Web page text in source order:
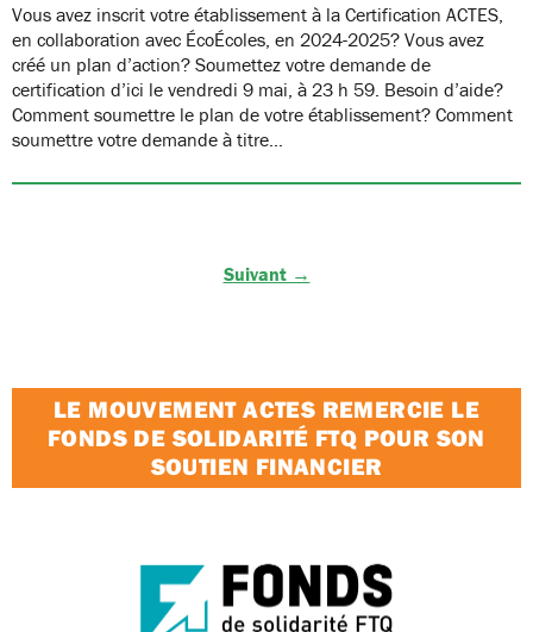
Vous avez inscrit votre établissement à la Certification ACTES,
en collaboration avec ÉcoÉcoles, en 2024-2025? Vous avez
créé un plan d’action? Soumettez votre demande de
certification d’ici le vendredi 9 mai, à 23 h 59. Besoin d’aide?
Comment soumettre le plan de votre établissement? Comment
soumettre votre demande à titre…
Suivant →
LE MOUVEMENT ACTES REMERCIE LE
FONDS DE SOLIDARITÉ FTQ POUR SON
SOUTIEN FINANCIER